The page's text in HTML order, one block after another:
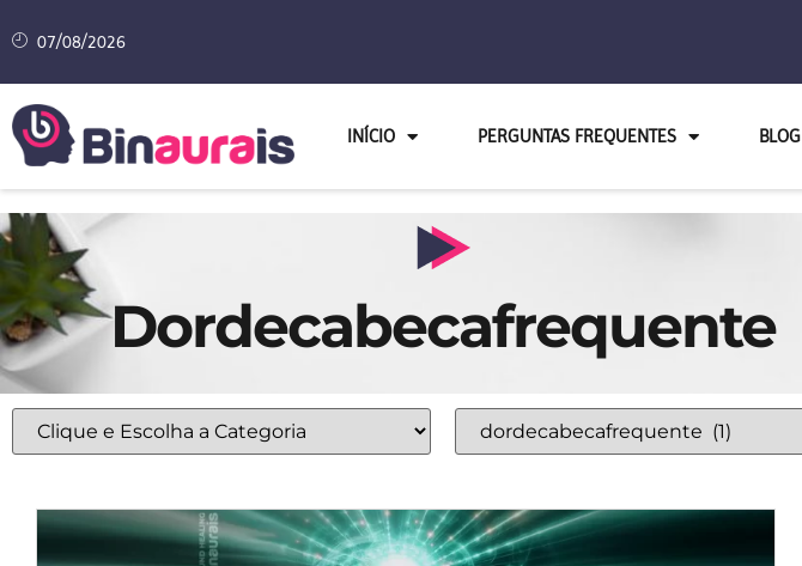
07/08/2026
INÍCIO PERGUNTAS FREQUENTES BLOG
Dordecabecafrequente